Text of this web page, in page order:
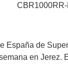
España de
en Jerez.